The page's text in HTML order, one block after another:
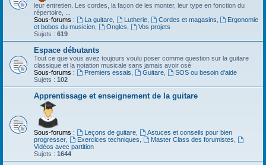
leur entretien. Les cordes, la façon de les monter, leur type en fonction du
répertoire, ...
Sous-forums :
La guitare, Lutherie, Cordes et magasins
Ergonomie
et bobos du musicien
Ongles
Vos projets
Sujets : 619
Espace débutants
Tout ce que vous avez toujours voulu poser comme question sur la guitare
classique et la notation musicale sans jamais avoir osé
Sous-forums :
Premiers essais Guitare,
SOS ou besoin d'aide
Sujets : 102
Apprentissage et enseignement de la guitare
Sous-forums : Leçons de guitare,
Astuces et conseils pour bien
progresser
Exercices techniques Master Class des forumistes
Vidéos avec partition
Sujets : 1644